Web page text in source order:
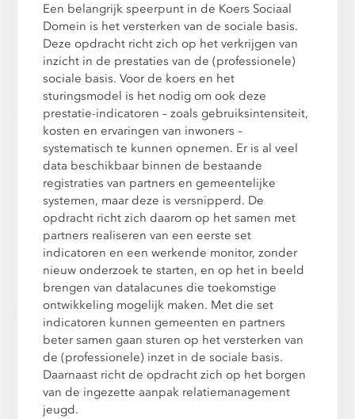
Een belangrijk speerpunt in de Koers Sociaal
Domein is het versterken van de sociale basis.
Deze opdracht richt zich op het verkrijgen van
inzicht in de prestaties van de (professionele)
sociale basis. Voor de koers en het
sturingsmodel is het nodig om ook deze
prestatie-indicatoren – zoals gebruiksintensiteit,
kosten en ervaringen van inwoners –
systematisch te kunnen opnemen. Er is al veel
data beschikbaar binnen de bestaande
registraties van partners en gemeentelijke
systemen, maar deze is versnipperd. De
opdracht richt zich daarom op het samen met
partners realiseren van een eerste set
indicatoren en een werkende monitor, zonder
nieuw onderzoek te starten, en op het in beeld
brengen van datalacunes die toekomstige
ontwikkeling mogelijk maken. Met die set
indicatoren kunnen gemeenten en partners
beter samen gaan sturen op het versterken van
de (professionele) inzet in de sociale basis.
Daarnaast richt de opdracht zich op het borgen
van de ingezette aanpak relatiemanagement
jeugd.